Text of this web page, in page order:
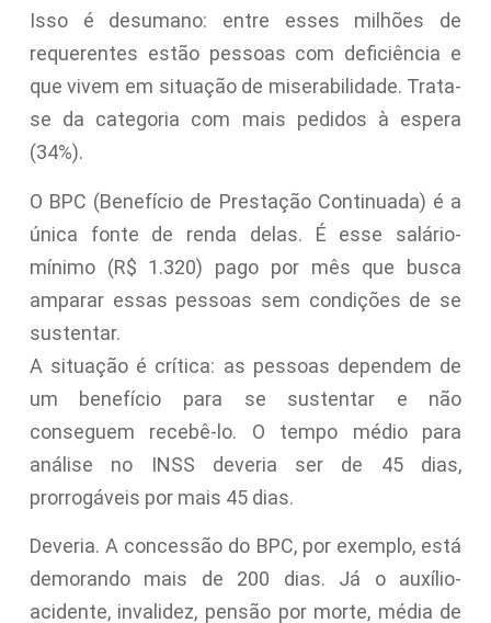
Isso é desumano: entre esses milhões de
requerentes estão pessoas com deficiência e
que vivem em situação de miserabilidade. Trata-
se da categoria com mais pedidos à espera
(34%).
O BPC (Benefício de Prestação Continuada) é a
única fonte de renda delas. É esse salário-
mínimo (R$ 1.320) pago por mês que busca
amparar essas pessoas sem condições de se
sustentar.
A situação é crítica: as pessoas dependem de
um benefício para se sustentar e não
conseguem recebê-lo. O tempo médio para
análise no INSS deveria ser de 45 dias,
prorrogáveis por mais 45 dias.
Deveria. A concessão do BPC, por exemplo, está
demorando mais de 200 dias. Já o auxílio-
acidente, invalidez, pensão por morte, média de